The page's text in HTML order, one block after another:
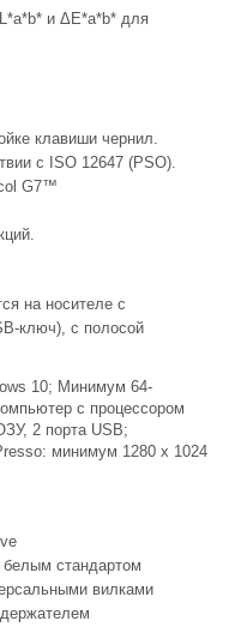
и ΔE*a*b* для
клавиши чернил.
с ISO 12647 (PSO).
G7™
на носителе с
ключ), с полосой
10; Минимум 64-
с процессором
2 порта USB;
минимум 1280 x 1024
стандартом
вилками